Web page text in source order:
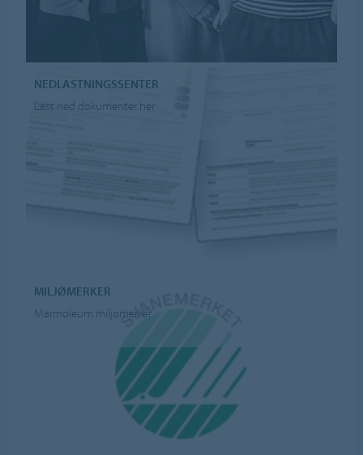
NEDLASTNINGSSENTER
Last ned dokumenter her
MILJØMERKER
Marmoleum miljømerker